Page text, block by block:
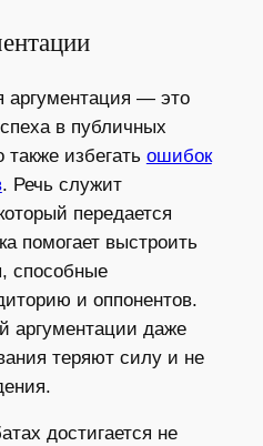
аргументация — это
в публичных
избегать ошибок
. Речь служит
передается
помогает выстроить
способные
и оппонентов.
аргументации даже
теряют силу и не
достигается не